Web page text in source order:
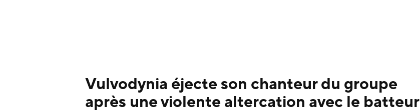
Vulvodynia éjecte son chanteur du groupe
après une violente altercation avec le batteur